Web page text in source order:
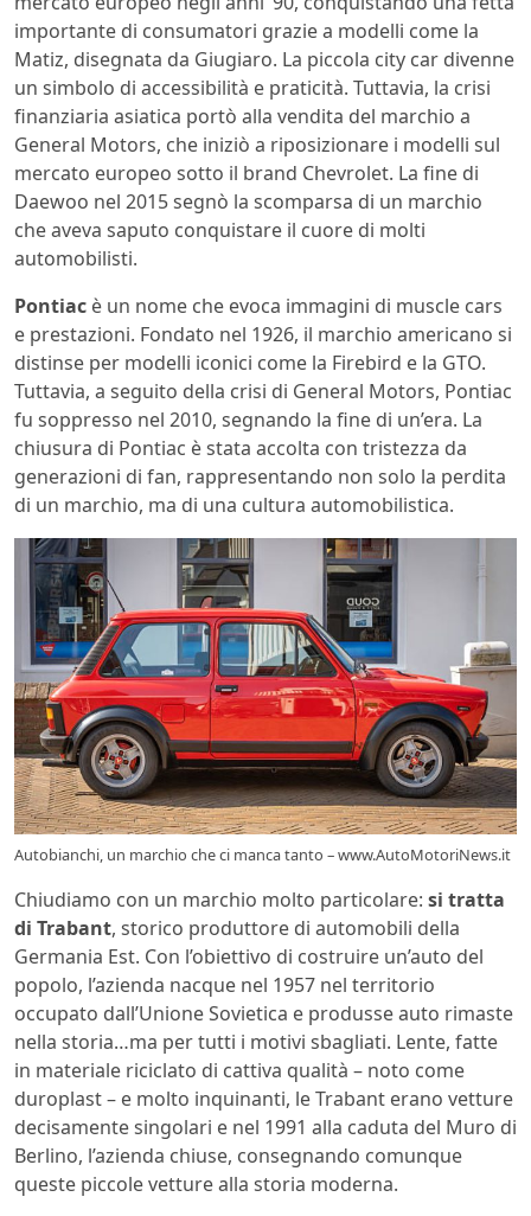
importante di consumatori grazie a modelli come la
Matiz, disegnata da Giugiaro. La piccola city car divenne
un simbolo di accessibilità e praticità. Tuttavia, la crisi
finanziaria asiatica portò alla vendita del marchio a
General Motors, che iniziò a riposizionare i modelli sul
mercato europeo sotto il brand Chevrolet. La fine di
Daewoo nel 2015 segnò la scomparsa di un marchio
che aveva saputo conquistare il cuore di molti
automobilisti.
Pontiac è un nome che evoca immagini di muscle cars
e prestazioni. Fondato nel 1926, il marchio americano si
distinse per modelli iconici come la Firebird e la GTO.
Tuttavia, a seguito della crisi di General Motors, Pontiac
fu soppresso nel 2010, segnando la fine di un’era. La
chiusura di Pontiac è stata accolta con tristezza da
generazioni di fan, rappresentando non solo la perdita
di un marchio, ma di una cultura automobilistica.
Autobianchi, un marchio che ci manca tanto – www.AutoMotoriNews.it
Chiudiamo con un marchio molto particolare: si tratta
di Trabant, storico produttore di automobili della
Germania Est. Con l’obiettivo di costruire un’auto del
popolo, l’azienda nacque nel 1957 nel territorio
occupato dall’Unione Sovietica e produsse auto rimaste
nella storia…ma per tutti i motivi sbagliati. Lente, fatte
in materiale riciclato di cattiva qualità – noto come
duroplast – e molto inquinanti, le Trabant erano vetture
decisamente singolari e nel 1991 alla caduta del Muro di
Berlino, l’azienda chiuse, consegnando comunque
queste piccole vetture alla storia moderna.